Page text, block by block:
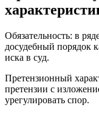
Обязательность: в
досудебный порядок
иска в суд.
Претензионный
претензии с
урегулировать спор.